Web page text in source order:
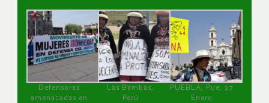
Defensoras
amenazadas en
Las Bambas,
Perú
PUEBLA, Pue, 27
Enero